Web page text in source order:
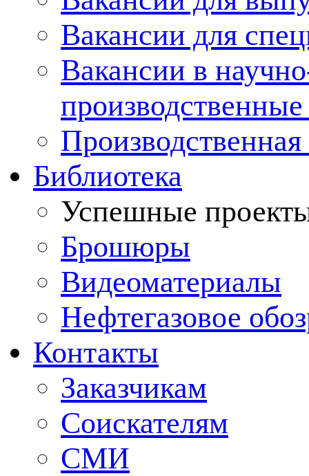
Вакансии для
Вакансии в
Производственная
Библиотека
Успешные
Брошюры
Видеоматериалы
Нефтегазовое
Контакты
Заказчикам
Соискателям
СМИ